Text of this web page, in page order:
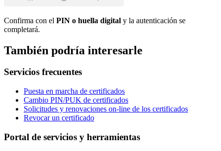
Confirma con el PIN o huella digital y la autenticación se
completará.
También podría interesarle
Servicios frecuentes
Puesta en marcha de certificados
Cambio PIN/PUK de certificados
Solicitudes y renovaciones on-line de los certificados
Revocar un certificado
Portal de servicios y herramientas